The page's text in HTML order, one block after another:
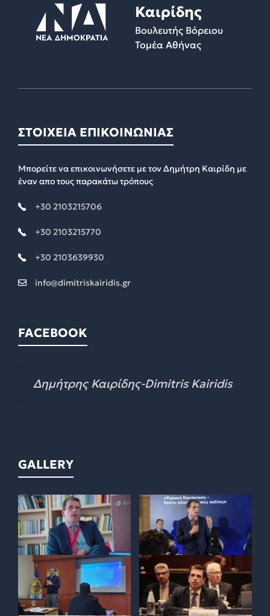
Καιρίδης
Βουλευτής Βόρειου
Τομέα Αθήνας
ΣΤΟΙΧΕΙΑ ΕΠΙΚΟΙΝΩΝΙΑΣ
Μπορείτε να επικοινωνήσετε με τον Δημήτρη Καιρίδη με
έναν απο τους παρακάτω τρόπους
+30 2103215706
+30 2103215770
+30 2103639930
info@dimitriskairidis.gr
FACEBOOK
Δημήτρης Καιρίδης-Dimitris Kairidis
GALLERY